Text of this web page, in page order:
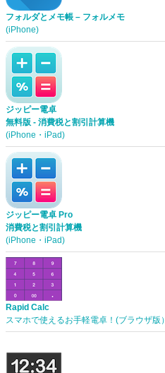
フォルダとメモ帳 – フォルメモ
(iPhone)
ジッピー電卓
無料版 - 消費税と割引計算機
(iPhone・iPad)
ジッピー電卓 Pro
消費税と割引計算機
(iPhone・iPad)
Rapid Calc
スマホで使えるお手軽電卓！(ブラウザ版）